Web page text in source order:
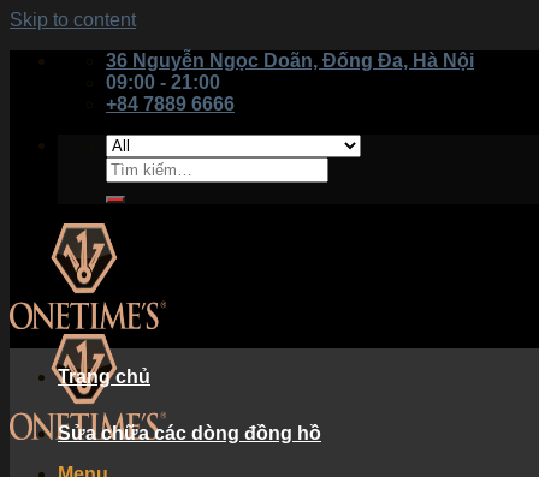
Skip to content
36 Nguyễn Ngọc Doãn, Đống Đa, Hà Nội
09:00 - 21:00
+84 7889 6666
Trang chủ
Sửa chữa các dòng đồng hồ